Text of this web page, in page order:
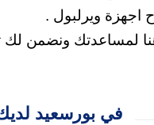
اجهزة ويرلبول .
لمساعدتك ونضمن لك
في بورسعيد